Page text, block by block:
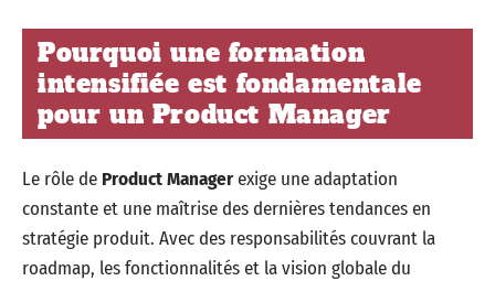
Pourquoi une formation
intensifiée est fondamentale
pour un Product Manager
Le rôle de Product Managerexige une adaptation
constante et une maîtrise des dernières tendances en
stratégie produit. Avec des responsabilités couvrant la
roadmap, les fonctionnalités et la vision globale du